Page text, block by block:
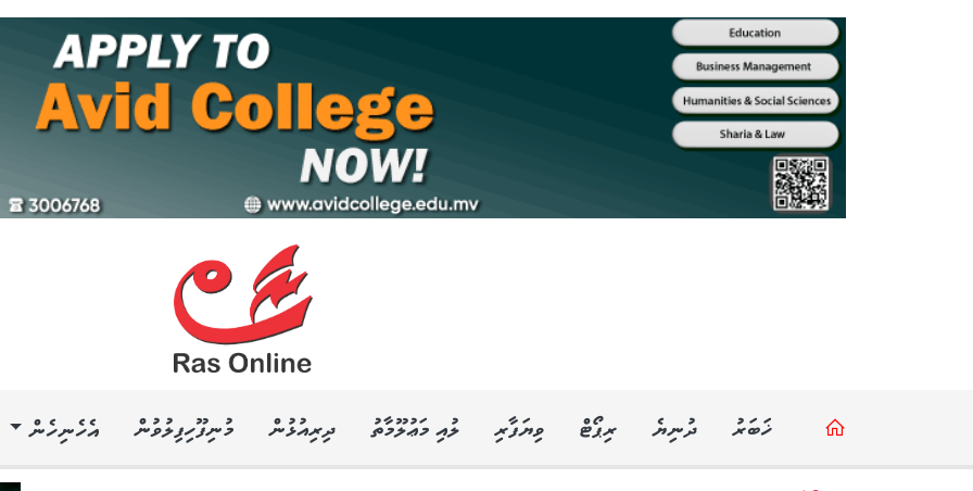
ޚަބަރު ދުނިޔެ ރިޕޯޓް ވިޔަފާރި ލުއި މަޢުލޫމާތު ދިރިއުޅުން މުނިފޫހިފިލުވުން އެހެނިހެން